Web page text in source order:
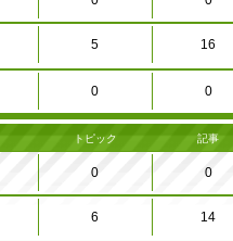
5 16
0 0
トピック 記事
0 0
6 14